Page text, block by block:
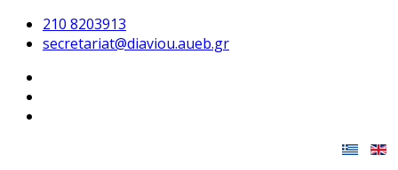
210 8203913
secretariat@diaviou.aueb.gr